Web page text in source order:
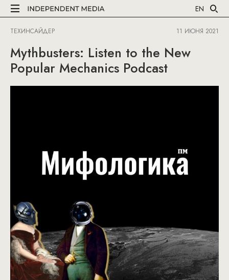
EN
ТЕХИНСАЙДЕР 11 ИЮНЯ 2021
Mythbusters: Listen to the New
Popular Mechanics Podcast